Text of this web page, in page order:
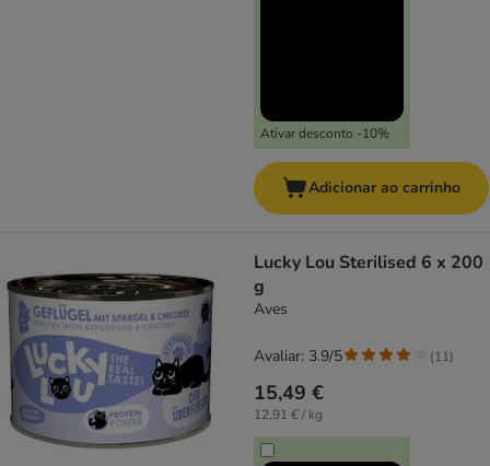
Ativar desconto -10%
Adicionar ao carrinho
Lucky Lou Sterilised 6 x 200
g
Aves
15,49 €
12,91 € / kg
Avaliar: 3.9/5 (11)